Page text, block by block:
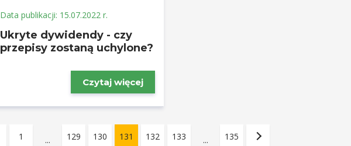
Data publikacji: 15.07.2022 r.
Ukryte dywidendy - czy
przepisy zostaną uchylone?
Czytaj więcej
1 ... 129 130 131 132 133 ... 135